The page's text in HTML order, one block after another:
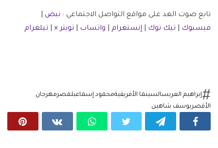
تابع صوت الغد على مواقع التواصل الاجتماعي : نبض
فيسبوك
تيك توك إنستغرام واتساب تويتر × تيلغرام
إبراهيم العريسالسينما الأفريقيةمحمود إسماعيلمصرمهرجان
الأقصريوسف شاهين